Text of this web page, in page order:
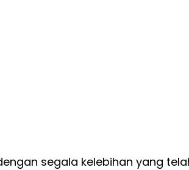
segala kelebihan yang